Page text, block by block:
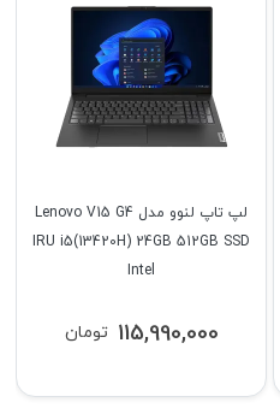
لپ تاپ لنوو مدل Lenovo V15 G4
IRU i5(13420H) 24GB 512GB SSD
Intel
تومان 115,990,000